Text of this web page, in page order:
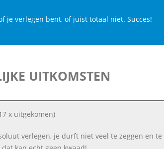
je verlegen bent, of juist totaal niet. Succes!
UITKOMSTEN
x uitgekomen)
verlegen, je durft niet veel te zeggen en